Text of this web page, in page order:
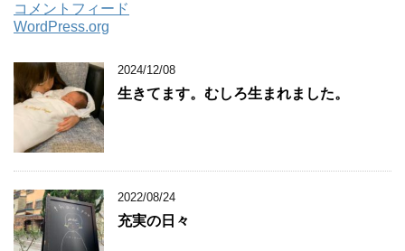
コメントフィード
WordPress.org
2024/12/08
生きてます。むしろ生まれました。
2022/08/24
充実の日々